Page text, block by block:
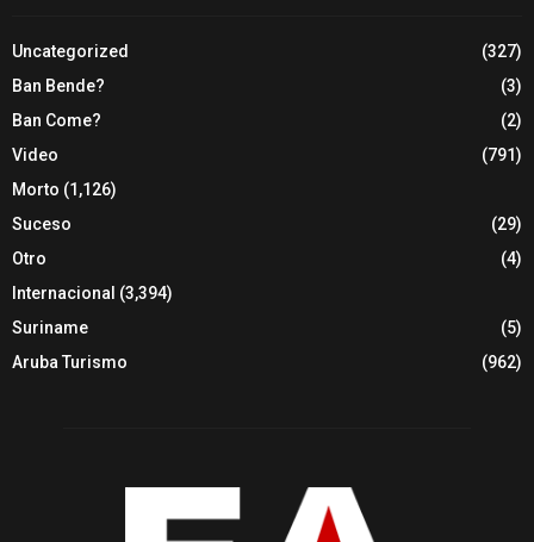
Uncategorized
(327)
Ban Bende?
(3)
Ban Come?
(2)
Video
(791)
Morto (1,126)
Suceso
(29)
Otro
(4)
Internacional (3,394)
Suriname
(5)
Aruba Turismo
(962)